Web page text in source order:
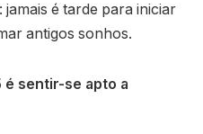
é tarde para iniciar
antigos sonhos.
é sentir-se apto a